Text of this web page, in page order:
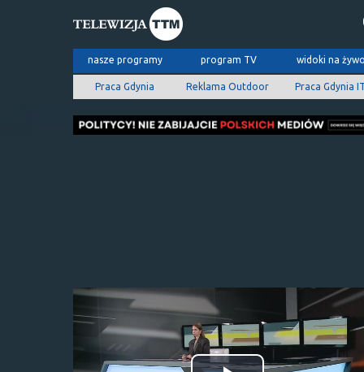
nasze programy program TV widoki na
Praca Gdynia Reklama Outdoor Praca Gdynia